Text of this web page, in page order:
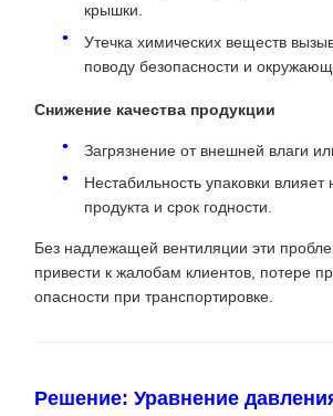
крышки.
Утечка химических веществ
поводу безопасности и
Снижение качества продукции
Загрязнение от внешней влаги
Нестабильность упаковки
продукта и срок годности.
Без надлежащей вентиляции эти
привести к жалобам клиентов, потере
опасности при транспортировке.
Решение: Уравнение